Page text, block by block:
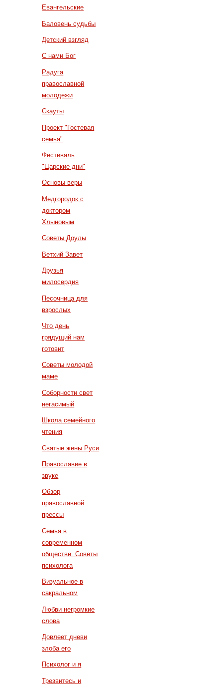
Евангельские
Баловень судьбы
Детский взгляд
С нами Бог
Радуга
православной
молодежи
Скауты
Проект "Гостевая
семья"
Фестиваль
"Царские дни"
Основы веры
Медгородок с
доктором
Хлыновым
Советы Доулы
Ветхий Завет
Друзья
милосердия
Песочница для
взрослых
Что день
грядущий нам
готовит
Советы молодой
маме
Соборности свет
негасимый
Школа семейного
чтения
Святые жены Руси
Православие в
звуке
Обзор
православной
прессы
Семья в
современном
обществе. Советы
психолога
Визуальное в
сакральном
Любви негромкие
слова
Довлеет дневи
злоба его
Психолог и я
Трезвитесь и